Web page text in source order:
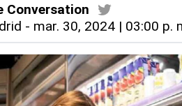
Conversation
- mar. 30, 2024 | 03:00 p.